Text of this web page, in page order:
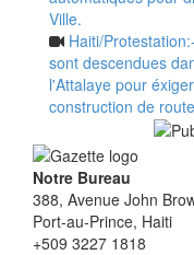
Ville.
Haiti/
sont descendues
l'Attalaye pour
construction de
Notre Bureau
388, Avenue John
Port-au-Prince, Haiti
+509 3227 1818